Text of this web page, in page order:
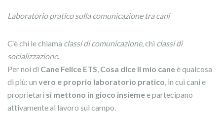
Laboratorio pratico sulla comunicazione tra cani
C’è chi le chiama classi di comunicazione, chi classi di
socializzazione.
Per noi di Cane Felice ETS, Cosa dice il mio caneè qualcosa
di più: un vero e proprio laboratorio pratico, in cui cani e
proprietari si mettono in gioco insiemee partecipano
attivamente al lavoro sul campo.